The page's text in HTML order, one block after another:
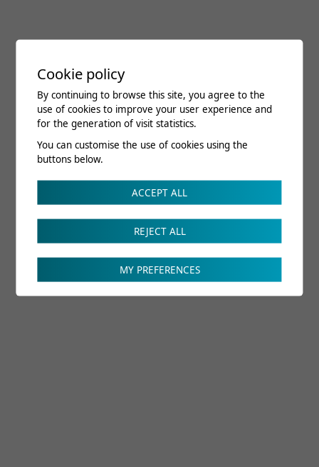
Cookie policy
By continuing to browse this site, you agree to the
use of cookies to improve your user experience and
for the generation of visit statistics.
You can customise the use of cookies using the
buttons below.
ACCEPT ALL
REJECT ALL
MY PREFERENCES